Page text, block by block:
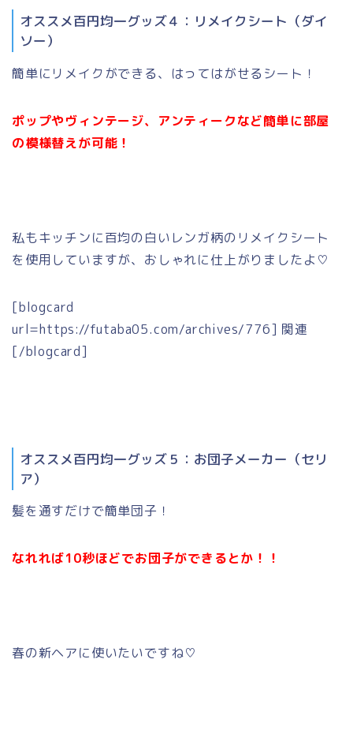
オススメ百円均一グッズ４：リメイクシート（ダイ
ソー）
簡単にリメイクができる、はってはがせるシート！
ポップやヴィンテージ、アンティークなど簡単に部屋
の模様替えが可能！
私もキッチンに百均の白いレンガ柄のリメイクシート
を使用していますが、おしゃれに仕上がりましたよ♡
[blogcard
url=https://futaba05.com/archives/776] 関連
[/blogcard]
オススメ百円均一グッズ５：お団子メーカー（セリ
ア）
髪を通すだけで簡単団子！
なれれば10秒ほどでお団子ができるとか！！
春の新ヘアに使いたいですね♡